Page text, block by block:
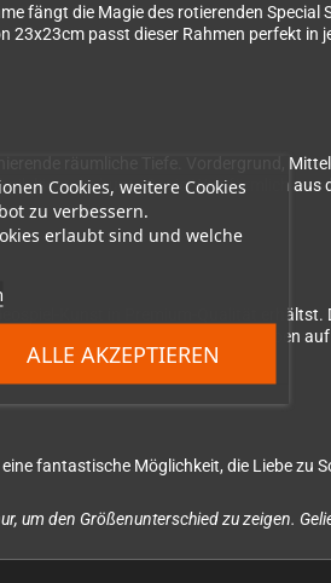
Cookies, weitere Cookies
zu verbessern.
erlaubt sind und welche
ALLE AKZEPTIEREN
fängt die Magie des rotierenden Special
passt dieser Rahmen perfekt in
räumliche Tiefe. Vordergrund,
lässt die bunte Sonic-Welt förmlich
Kunst in Premium-Qualität erhältst.
Logo liegt bei und kann nach Belieben
fantastische Möglichkeit, die Liebe zu
um den Größenunterschied zu zeigen.